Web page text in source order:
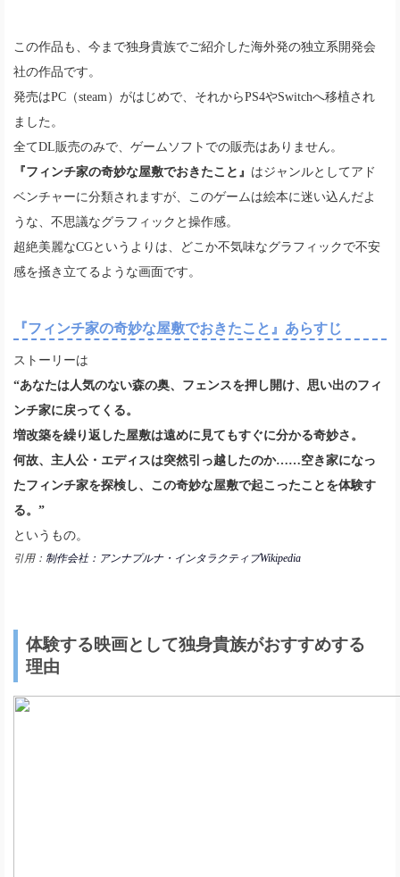
この作品も、今まで独身貴族でご紹介した海外発の独立系開発会
社の作品です。
発売はPC（steam）がはじめで、それからPS4やSwitchへ移植され
ました。
全てDL販売のみで、ゲームソフトでの販売はありません。
『フィンチ家の奇妙な屋敷でおきたこと』 はジャンルとしてアド
ベンチャーに分類されますが、このゲームは絵本に迷い込んだよ
うな、不思議なグラフィックと操作感。
超絶美麗なCGというよりは、どこか不気味なグラフィックで不安
感を掻き立てるような画面です。
『フィンチ家の奇妙な屋敷でおきたこと』あらすじ
ストーリーは
“あなたは人気のない森の奥、フェンスを押し開け、思い出のフィ
ンチ家に戻ってくる。
増改築を繰り返した屋敷は遠めに見てもすぐに分かる奇妙さ。
何故、主人公・エディスは突然引っ越したのか……空き家になっ
たフィンチ家を探検し、この奇妙な屋敷で起こったことを体験す
る。”
というもの。
引用： 制作会社：アンナプルナ・インタラクティブWikipedia
体験する映画として独身貴族がおすすめする
理由